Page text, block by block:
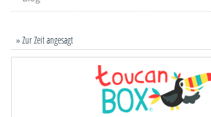
» Zur Zeit angesagt